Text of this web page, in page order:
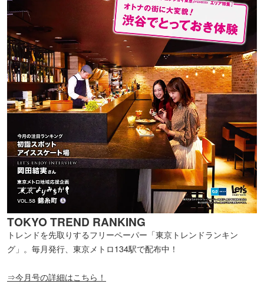
TOKYO TREND RANKING
トレンドを先取りするフリーペーパー「東京トレンドランキン
グ」。毎月発行、東京メトロ134駅で配布中！
⇒今月号の詳細はこちら！